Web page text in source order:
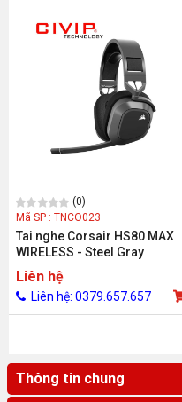
(0)
Mã SP : TNCO023
Tai nghe Corsair HS80 MAX
WIRELESS - Steel Gray
Liên hệ
Liên hệ: 0379.657.657
Thông tin chung